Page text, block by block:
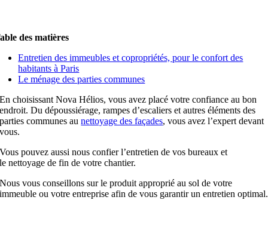
des matières
Entretien des immeubles et copropriétés, pour le confort des
habitantsà Paris
Le ménage des parties communes
En choisissant Nova Hélios, vous avez placé votre confiance au bon
endroit. Du dépoussiérage, rampes d’escaliers et autres éléments des
parties communes aunettoyage des façades, vous avez l’expert devant
vous.
Vous pouvez aussi nous confier l’entretien de vos bureaux et
le nettoyage de fin de votre chantier.
Nous vous conseillons sur le produit approprié au sol de votre
immeuble ou votre entreprise afin de vous garantir un entretien optimal.